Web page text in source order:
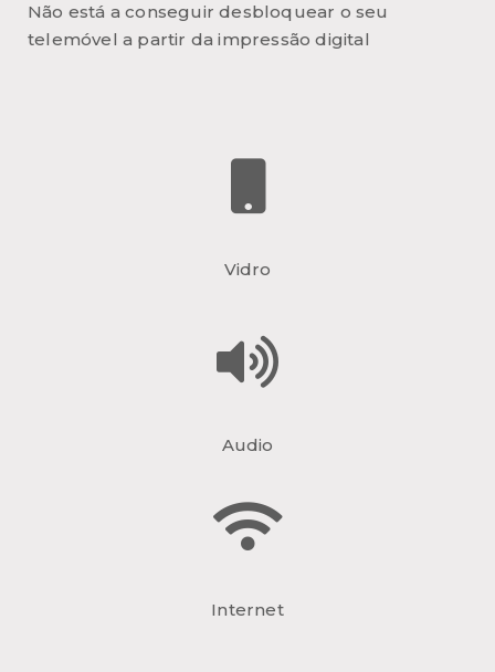
Não está a conseguir desbloquear o seu
telemóvel a partir da impressão digital
Vidro
Audio
Internet